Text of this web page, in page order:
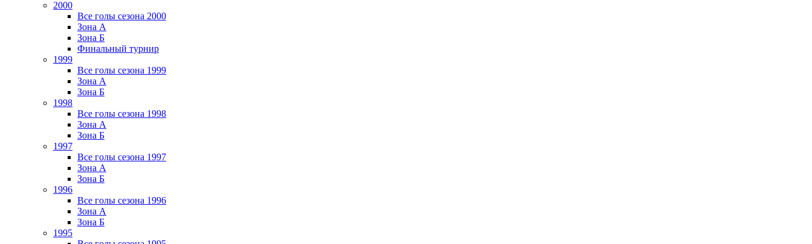
2000
Все голы сезона 2000
Зона А
Зона Б
Финальный турнир
1999
Все голы сезона 1999
Зона А
Зона Б
1998
Все голы сезона 1998
Зона А
Зона Б
1997
Все голы сезона 1997
Зона А
Зона Б
1996
Все голы сезона 1996
Зона А
Зона Б
1995